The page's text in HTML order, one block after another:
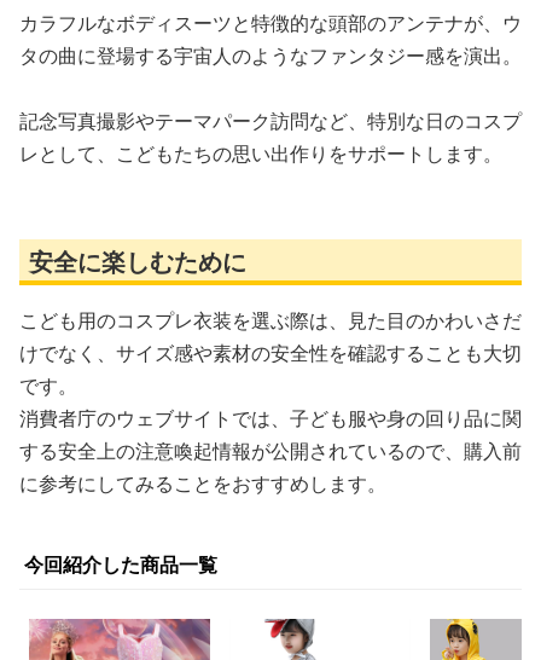
カラフルなボディスーツと特徴的な頭部のアンテナが、ウ
タの曲に登場する宇宙人のようなファンタジー感を演出。
記念写真撮影やテーマパーク訪問など、特別な日のコスプ
レとして、こどもたちの思い出作りをサポートします。
安全に楽しむために
こども用のコスプレ衣装を選ぶ際は、見た目のかわいさだ
けでなく、サイズ感や素材の安全性を確認することも大切
です。
消費者庁のウェブサイトでは、子ども服や身の回り品に関
する安全上の注意喚起情報が公開されているので、購入前
に参考にしてみることをおすすめします。
今回紹介した商品一覧